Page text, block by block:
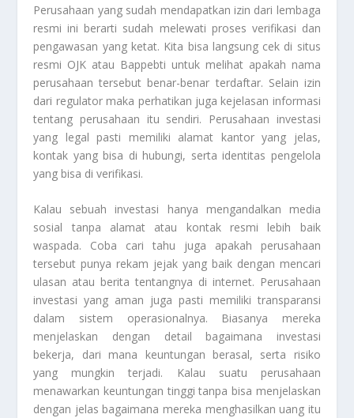
Perusahaan yang sudah mendapatkan izin dari lembaga
resmi ini berarti sudah melewati proses verifikasi dan
pengawasan yang ketat. Kita bisa langsung cek di situs
resmi OJK atau Bappebti untuk melihat apakah nama
perusahaan tersebut benar-benar terdaftar. Selain izin
dari regulator maka perhatikan juga kejelasan informasi
tentang perusahaan itu sendiri. Perusahaan investasi
yang legal pasti memiliki alamat kantor yang jelas,
kontak yang bisa di hubungi, serta identitas pengelola
yang bisa di verifikasi.
Kalau sebuah investasi hanya mengandalkan media
sosial tanpa alamat atau kontak resmi lebih baik
waspada. Coba cari tahu juga apakah perusahaan
tersebut punya rekam jejak yang baik dengan mencari
ulasan atau berita tentangnya di internet. Perusahaan
investasi yang aman juga pasti memiliki transparansi
dalam sistem operasionalnya. Biasanya mereka
menjelaskan dengan detail bagaimana investasi
bekerja, dari mana keuntungan berasal, serta risiko
yang mungkin terjadi. Kalau suatu perusahaan
menawarkan keuntungan tinggi tanpa bisa menjelaskan
dengan jelas bagaimana mereka menghasilkan uang itu